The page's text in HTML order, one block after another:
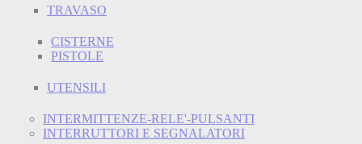
TRAVASO
CISTERNE
PISTOLE
UTENSILI
INTERMITTENZE-RELE'-PULSANTI
INTERRUTTORI E SEGNALATORI